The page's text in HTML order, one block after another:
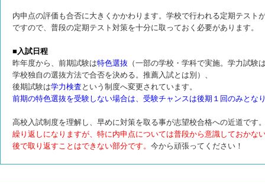
内申点の評価も合否に大きくかかわります。学校で行われる定期テスト
ですので、普段の定期テスト対策を十分に取っておく必要があります。
■入試日程
昨年度から、前期試験は特色選抜 （一部の学校・学科で実施。学力試験
学校独自の選抜方法で合否を決める。推薦入試とは別）、
後期試験は学力検査 という制度へ変更されています。
前期の特色選抜を受験しない場合は、受験チャンスは後期１回のみとな
高校入試制度を理解し、早めに対策を取る事が志望校合格への近道です
繰り返しになりますが、特に内申点については普段から意識しておかな
後で取り返すことはできない部分です。 今から頑張ってください！